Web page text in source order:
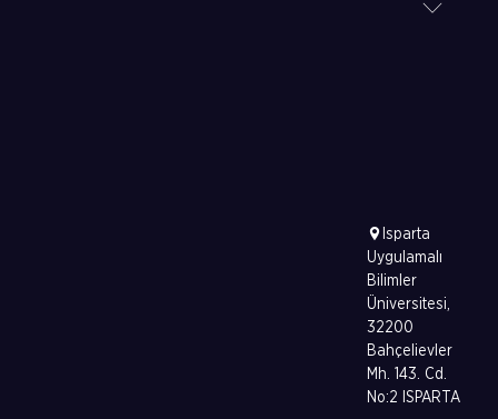
Isparta
Uygulamalı
Bilimler
Üniversitesi,
32200
Bahçelievler
Mh. 143. Cd.
No:2 ISPARTA